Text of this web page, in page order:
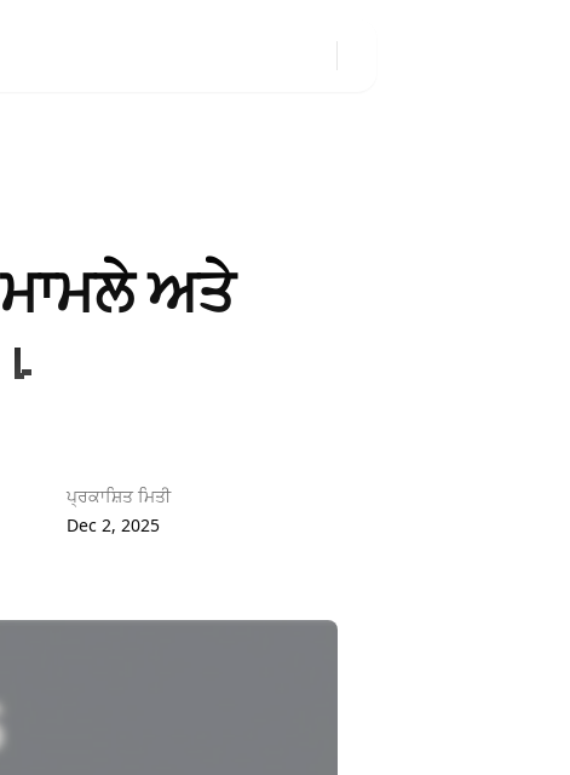
ਅਤੇ
ਐਪਲੀਕੇਸ਼ਨ ਗਾਈࡵ 2025
ਪ੍ਰਕਾਸ਼ਿਤ ਮਿਤੀ
Dec 2, 2025